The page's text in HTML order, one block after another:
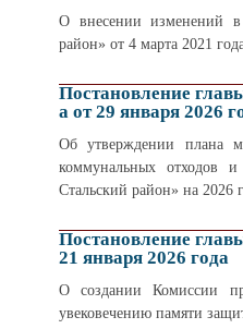
О внесении изменений в
район» от 4 марта 2021
Постановление
а от 29 января 2026
Об утверждении плана
коммунальных отходов
Стальский район» на 2026
Постановление
21 января 2026 года
О создании Комиссии
увековечению памяти